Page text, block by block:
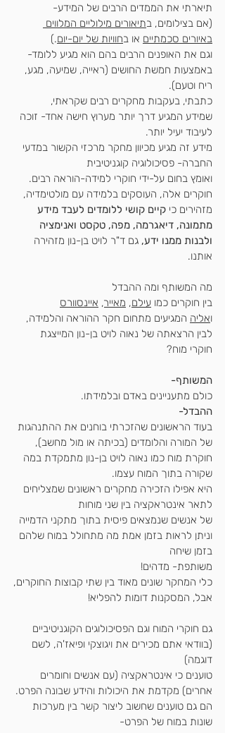
תיארתי את הממדים הרבים של המידע-
(אם בצילומים, בתיאורים מילוליים המלווים
באיורים סכמתיים או בחוויות של יום-יום.)
וגם את האופנים הרבים בהם הוא מגיע ללומד-
באמצעות חמשת החושים (ראייה, שמיעה, מגע,
ריח וטעם).
כתבתי, בעקבות מחקרים רבים שקראתי,
שמידע המגיע דרך יותר מערוץ חישה אחד- זוכה
לעיבוד יעיל יותר.
מידע זה מגיע מכיוון מחקר מרכזי הקשור במדעי
החברה- פסיכולוגיה קוגניטיבית
ואומץ בחום על-ידי חוקרי למידה-הוראה רבים.
חוקרים אלה, העוסקים בלמידה עם מולטימדיה,
מזהירים כי קיים קושי ללומדים לעבד מידע
מתמונה, דיאגרמה, מפה, טקסט ואנימציה
ולבנות ממנו ידע, גם ד"ר לויט בן-נון מזהירה
אותנו.
מה המשותף ומה ההבדל
בין חוקרים כמו עילם, מאייר, איינסוורס
ואליה המגיעים מתחום חקר ההוראה והלמידה,
לבין הרצאתה של נאוה לויט בן-נון המייצגת
חוקרי מוח?
המשותף-
כולם מתעניינים באדם ובלמידתו.
ההבדל-
בעוד הראשונים שהזכרתי בוחנים את ההתנהגות
של המורה והלומדים (בכיתה או מול מחשב),
חוקרת מוח כמו נאוה לויט בן-נון מתמקדת במה
שקורה בתוך המוח עצמו.
היא אפילו הזכירה מחקרים ראשונים שמצליחים
לתאר אינטראקציה בין שני מוחות
של אנשים שנמצאים פיסית בתוך מתקני הדמייה
וניתן לראות בזמן אמת מה מתחולל במוח שלהם
בזמן שיחה
משותפת- מדהים!
כלי המחקר שונים מאוד בין שתי קבוצות החוקרים,
אבל, המסקנות דומות להפליא!
גם חוקרי המוח וגם הפסיכולוגים הקוגניטיביים
(בוודאי אתם מכירים את ויגוצקי ופיאז'ה, לשם
דוגמה)
טוענים כי אינטראקציה (עם אנשים וחומרים
אחרים) מקדמת את היכולות והידע שבונה הפרט.
הם גם טוענים שחשוב ליצור קשר בין מערכות
שונות במוח של הפרט-